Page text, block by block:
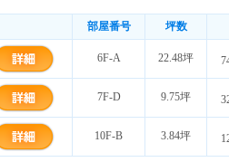
部屋番号 坪数
6F-A 22.48坪
7F-D 9.75坪
10F-B 3.84坪